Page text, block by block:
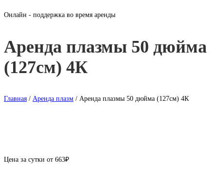
Онлайн - поддержка во время аренды
Аренда плазмы 50 дюйма
(127см) 4К
Главная / Аренда плазм / Аренда плазмы 50 дюйма (127см) 4К
Цена за сутки от 663₽